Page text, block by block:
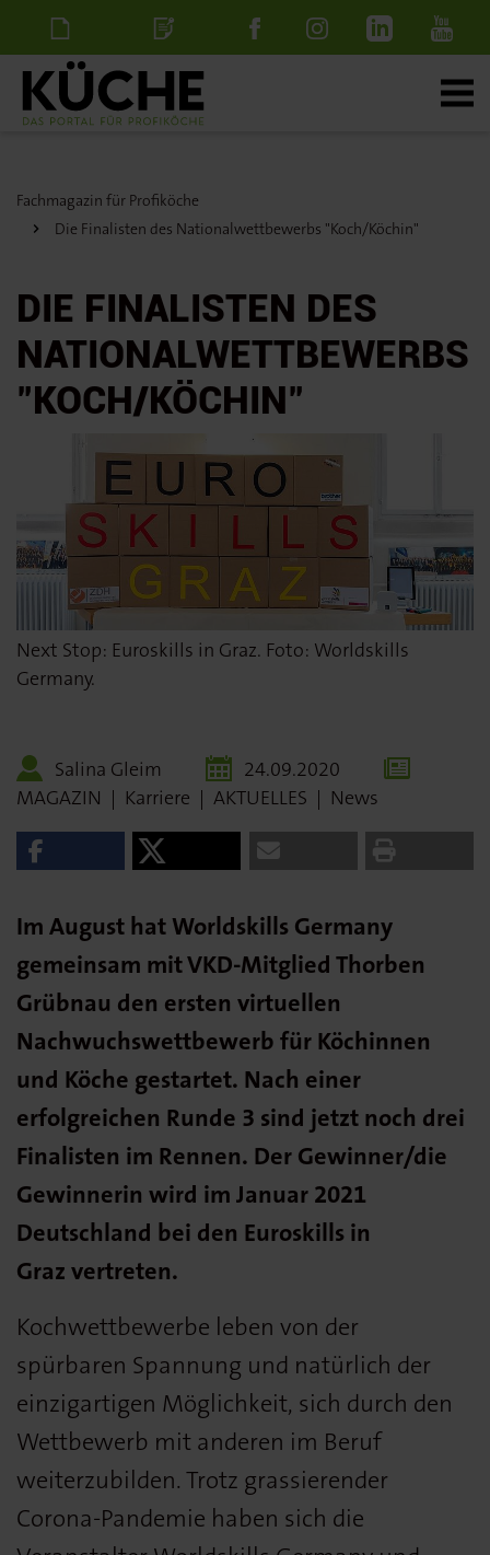
NewsletterStellenanzeige
Fachmagazin für Profiköche
Die Finalisten des Nationalwettbewerbs "Koch/Köchin"
DIE FINALISTEN DES
NATIONALWETTBEWERBS
"KOCH/KÖCHIN"
Next Stop: Euroskills in Graz. Foto: Worldskills
Germany.
Salina Gleim
24.09.2020
MAGAZIN | Karriere | AKTUELLES | News
Im August hat Worldskills Germany
gemeinsam mit VKD-Mitglied Thorben
Grübnau den ersten virtuellen
Nachwuchswettbewerb für Köchinnen
und Köche gestartet. Nach einer
erfolgreichen Runde 3 sind jetzt noch drei
Finalisten im Rennen. Der Gewinner/die
Gewinnerin wird im Januar 2021
Deutschland bei den Euroskills in
Graz vertreten.
Kochwettbewerbe leben von der
spürbaren Spannung und natürlich der
einzigartigen Möglichkeit, sich durch den
Wettbewerb mit anderen im Beruf
weiterzubilden. Trotz grassierender
Corona-Pandemie haben sich die